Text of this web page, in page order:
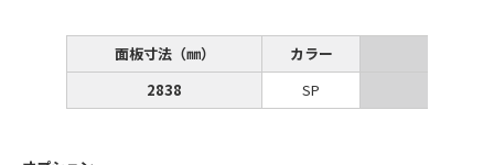
面板寸法（㎜）
カラー
2838
SP